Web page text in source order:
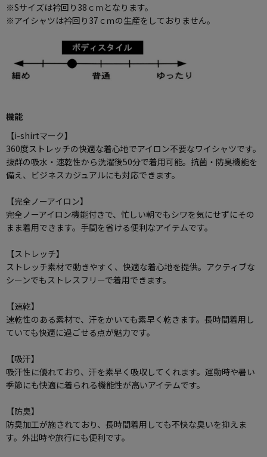
※Sサイズは衿回り38ｃｍとなります。
※アイシャツは衿回り37ｃｍの生産をしておりません。
機能
【i-shirtマーク】
360度ストレッチの快適な着心地でアイロン不要なワイシャツです。
抜群の吸水・速乾性から洗濯後50分で着用可能。抗菌・防臭機能を
備え、ビジネスカジュアルにも対応できます。
【完全ノーアイロン】
完全ノーアイロン機能付きで、忙しい朝でもシワを気にせずにその
まま着用できます。手間を省ける便利なアイテムです。
【ストレッチ】
ストレッチ素材で動きやすく、快適な着心地を提供。アクティブな
シーンでもストレスフリーで着用できます。
【速乾】
速乾性のある素材で、汗をかいても素早く乾きます。長時間着用し
ていても快適に過ごせる点が魅力です。
【吸汗】
吸汗性に優れており、汗を素早く吸収してくれます。運動時や暑い
季節にも快適に着られる機能性が高いアイテムです。
【防臭】
防臭加工が施されており、長時間着用しても不快な臭いを抑えま
す。外出時や旅行にも便利です。